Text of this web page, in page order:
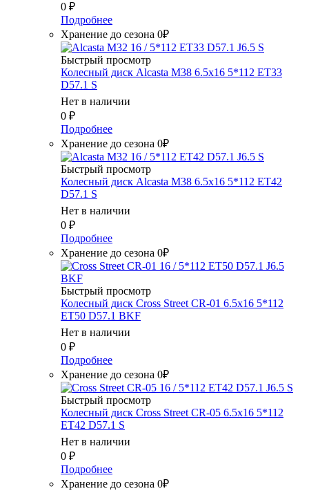
0 ₽
Подробнее
Хранение до сезона 0₽
Быстрый просмотр
Колесный диск Alcasta M38 6.5x16 5*112 ET33
D57.1 S
Нет в наличии
0 ₽
Подробнее
Хранение до сезона 0₽
Быстрый просмотр
Колесный диск Alcasta M38 6.5x16 5*112 ET42
D57.1 S
Нет в наличии
0 ₽
Подробнее
Хранение до сезона 0₽
Быстрый просмотр
Колесный диск Cross Street CR-01 6.5x16 5*112
ET50 D57.1 BKF
Нет в наличии
0 ₽
Подробнее
Хранение до сезона 0₽
Быстрый просмотр
Колесный диск Cross Street CR-05 6.5x16 5*112
ET42 D57.1 S
Нет в наличии
0 ₽
Подробнее
Хранение до сезона 0₽